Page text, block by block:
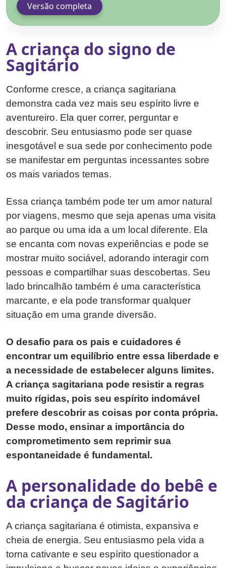
Versão completa
A criança do signo de
Sagitário
Conforme cresce, a criança sagitariana
demonstra cada vez mais seu espírito livre e
aventureiro. Ela quer correr, perguntar e
descobrir. Seu entusiasmo pode ser quase
inesgotável e sua sede por conhecimento pode
se manifestar em perguntas incessantes sobre
os mais variados temas.
Essa criança também pode ter um amor natural
por viagens, mesmo que seja apenas uma visita
ao parque ou uma ida a um local diferente. Ela
se encanta com novas experiências e pode se
mostrar muito sociável, adorando interagir com
pessoas e compartilhar suas descobertas. Seu
lado brincalhão também é uma característica
marcante, e ela pode transformar qualquer
situação em uma grande diversão.
O desafio para os pais e cuidadores é
encontrar um equilíbrio entre essa liberdade e
a necessidade de estabelecer alguns limites.
A criança sagitariana pode resistir a regras
muito rígidas, pois seu espírito indomável
prefere descobrir as coisas por conta própria.
Desse modo, ensinar a importância do
comprometimento sem reprimir sua
espontaneidade é fundamental.
A personalidade do bebê e
da criança de Sagitário
A criança sagitariana é otimista, expansiva e
cheia de energia. Seu entusiasmo pela vida a
torna cativante e seu espírito questionador a